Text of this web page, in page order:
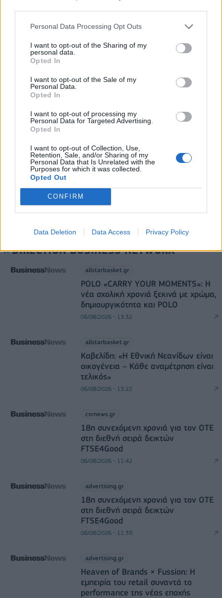
Personal Data Processing Opt Outs
I want to opt-out of the Sharing of my
personal data.
Opted In
I want to opt-out of the Sale of my
Personal Data.
Opted In
I want to opt-out of processing my
Personal Data for Targeted Advertising.
Opted In
I want to opt-out of Collection, Use,
Retention, Sale, and/or Sharing of my
Personal Data that Is Unrelated with the
Purposes for which it was collected.
Opted Out
CONFIRM
Data Deletion Data Access Privacy Policy
διασύνδεση Ελλάδας – Κύπρου
05/08/2026 - 18:06 ΕΠΙΧΕΙΡΗΣΕΙΣ
ΗΠΑ: Επιβράδυνση των προσλήψεων στον ιδιωτικό
τομέα τον Ιούλιο - Δημιουργήθηκαν μόνο 44.000
θέσεις εργασίας
05/08/2026 - 17:16 ΚΟΣΜΟΣ
ΔΕΗ: Ισχυρή ανάπτυξη στο α΄ εξάμηνο 2026 με
προσαρμοσμένο EBITDA στα 1,2 δισ. ευρώ
05/08/2026 - 17:51 ΕΝΕΡΓΕΙΑ
εκατ. ευρώ ο τζίρος
05/08/2026 - 18:27 ΟΙΚΟΝΟΜΙΑ
DIRECTION BUSINESS NETWORK
allstarbasket.gr
POLO «CARRY YOUR MOMENTS»: Η
νέα σχολική χρονιά ξεκινά με χρώμα,
δημιουργικότητα και POLO
06/08/2026 - 13:32
allstarbasket.gr
Καβελίδη: «Η Εθνική Νεανίδων είναι
οικογένεια – Κάθε αναμέτρηση είναι
τελικός»
06/08/2026 - 13:22
csrnews.gr
18η συνεχόμενη χρονιά για τον ΟΤΕ
στη διεθνή σειρά δεικτών
FTSE4Good
06/08/2026 - 11:42
advertising.gr
18η συνεχόμενη χρονιά για τον ΟΤΕ
στη διεθνή σειρά δεικτών
FTSE4Good
06/08/2026 - 11:39
advertising.gr
Heaven of Brands × Fussion: Η
εμπειρία του retail συναντά το
performance της νέας εποχής